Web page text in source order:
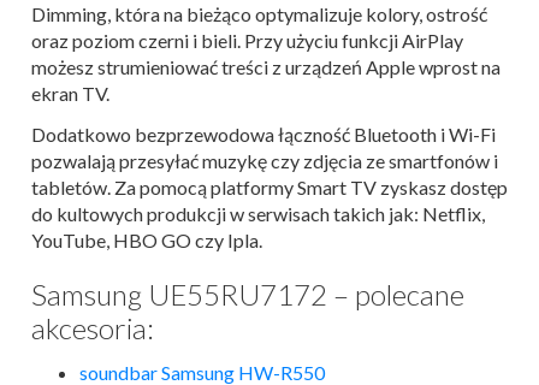
Dimming, która na bieżąco optymalizuje kolory, ostrość
oraz poziom czerni i bieli. Przy użyciu funkcji AirPlay
możesz strumieniować treści z urządzeń Apple wprost na
ekran TV.
Dodatkowo bezprzewodowa łączność Bluetooth i Wi-Fi
pozwalają przesyłać muzykę czy zdjęcia ze smartfonów i
tabletów. Za pomocą platformy Smart TV zyskasz dostęp
do kultowych produkcji w serwisach takich jak: Netflix,
YouTube, HBO GO czy Ipla.
Samsung UE55RU7172 – polecane
akcesoria:
soundbar Samsung HW-R550